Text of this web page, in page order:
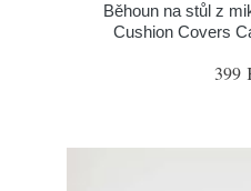
Běhoun na stůl z
Cushion Covers
399